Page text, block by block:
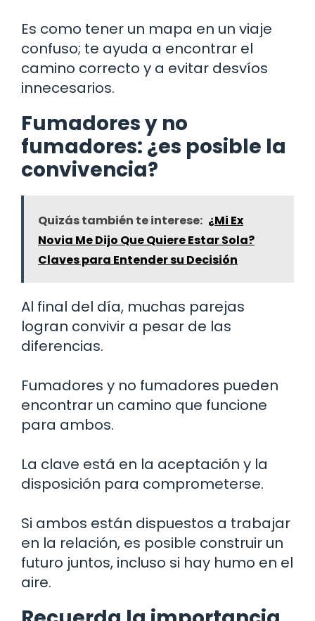
Es como tener un mapa en un viaje
confuso; te ayuda a encontrar el
camino correcto y a evitar desvíos
innecesarios.
Fumadores y no
fumadores: ¿es posible la
convivencia?
Quizás también te interese: ¿Mi Ex
Novia Me Dijo Que Quiere Estar Sola?
Claves para Entender su Decisión
Al final del día, muchas parejas
logran convivir a pesar de las
diferencias.
Fumadores y no fumadores pueden
encontrar un camino que funcione
para ambos.
La clave está en la aceptación y la
disposición para comprometerse.
Si ambos están dispuestos a trabajar
en la relación, es posible construir un
futuro juntos, incluso si hay humo en el
aire.